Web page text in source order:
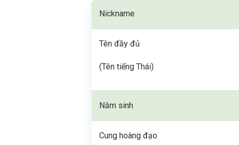
Nickname
Tên đầy đủ
(Tên tiếng Thái)
Năm sinh
Cung hoàng đạo